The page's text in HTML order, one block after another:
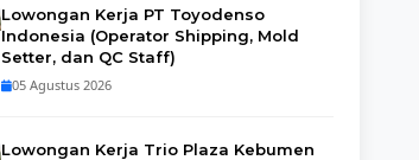
Lowongan Kerja PT Toyodenso
Indonesia (Operator Shipping, Mold
Setter, dan QC Staff)
05 Agustus 2026
Lowongan Kerja Trio Plaza Kebumen